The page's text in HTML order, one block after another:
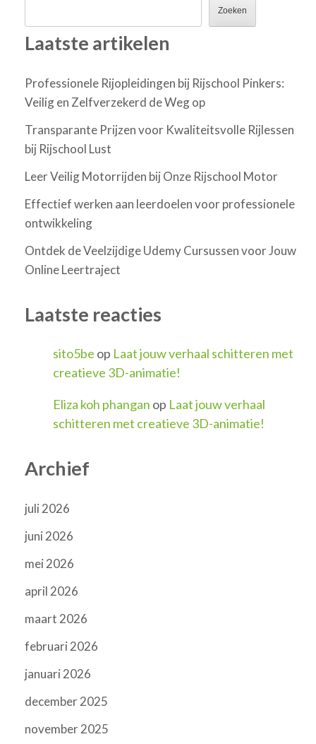
Zoeken
Laatste artikelen
Professionele Rijopleidingen bij Rijschool Pinkers:
Veilig en Zelfverzekerd de Weg op
Transparante Prijzen voor Kwaliteitsvolle Rijlessen
bij Rijschool Lust
Leer Veilig Motorrijden bij Onze Rijschool Motor
Effectief werken aan leerdoelen voor professionele
ontwikkeling
Ontdek de Veelzijdige Udemy Cursussen voor Jouw
Online Leertraject
Laatste reacties
sito5be op Laat jouw verhaal schitteren met
creatieve 3D-animatie!
Eliza koh phangan op Laat jouw verhaal
schitteren met creatieve 3D-animatie!
Archief
juli 2026
juni 2026
mei 2026
april 2026
maart 2026
februari 2026
januari 2026
december 2025
november 2025